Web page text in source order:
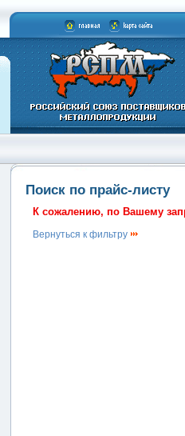
Поиск по прайс-листу
К сожалению, по Вашему
Вернуться к фильтру